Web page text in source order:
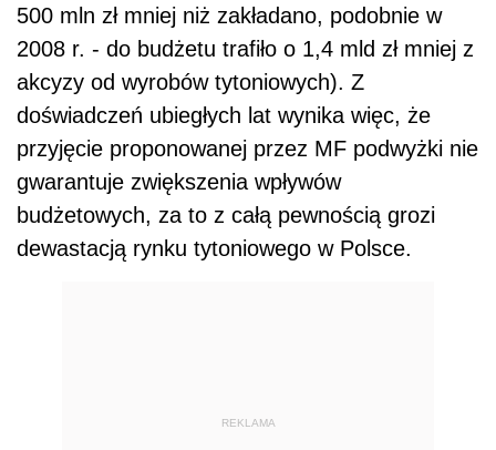
500 mln zł mniej niż zakładano, podobnie w
2008 r. - do budżetu trafiło o 1,4 mld zł mniej z
akcyzy od wyrobów tytoniowych). Z
doświadczeń ubiegłych lat wynika więc, że
przyjęcie proponowanej przez MF podwyżki nie
gwarantuje zwiększenia wpływów
budżetowych, za to z całą pewnością grozi
dewastacją rynku tytoniowego w Polsce.
REKLAMA